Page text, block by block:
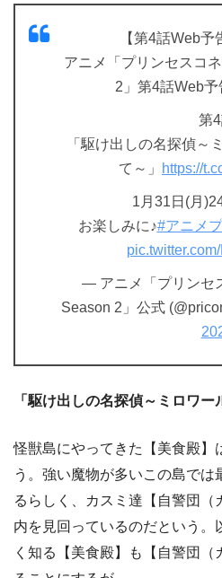
【第4話Web予
アニメ「プリンセスコ
2」第4話Web予
第
「駆け出しの名探偵～
て～」
https://
1月31日(月
お楽しみに♪#アニメ
— アニメ「プリンセ
Season 2」公式
「駆け出しの名探偵～ミロワー
怪獣島にやってきた【美食殿】
う。強い魔物が多いこの島では
るらしく、カスミ達【自警団（
内を見回っているのだという。
く知る【美食殿】も【自警団